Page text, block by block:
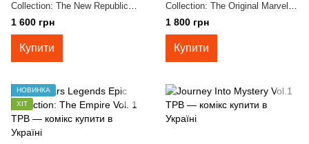
Collection: The New Republic
Vol. 1 TPB
1 600 грн
Купити
Collection: The Original Marvel
Years Vol. 6 TPB
1 800 грн
Купити
НОВИНКА
ХІТ